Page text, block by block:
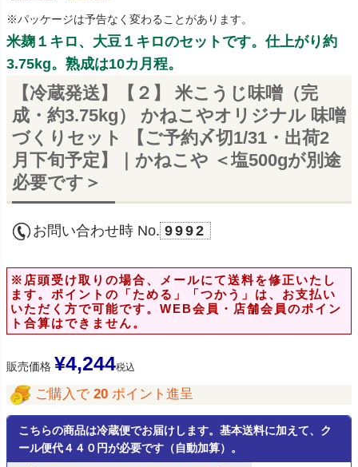
※パッケージは予告なく変わることがあります。
米麹１キロ、大豆１キロのセットです。仕上がり約
3.75kg。熟成は10カ月程。
【冷蔵発送】【２】 米こうじ味噌（完
成・約3.75kg） かねこやオリジナル 味噌
づくりセット 【ご予約〆切1/31・出荷2
月下旬予定】｜かねこや ＜塩500gが別途
必要です＞
お問い合わせ時 No. 9992
※店頭受け取りの場合、メールにて送料を修正いたし
ます。ポイントの「ためる」「つかう」は、お支払い
いただく方で可能です。WEB会員・店舗会員のポイン
ト合算はできません。
販売価格 ¥4,244税込
ご購入で 20 ポイント進呈
こちらの商品は冷蔵便でお届けします。基本送料に加えて、ク
ール便代４４０円が必要です（自動加算）。